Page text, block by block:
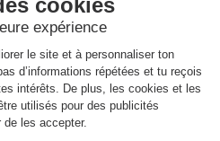
station est facilement
Sur place profité d'un accès a
la résidence
par Ski-France, Saint-
les familles. Proche des départs
départ idéal pour de